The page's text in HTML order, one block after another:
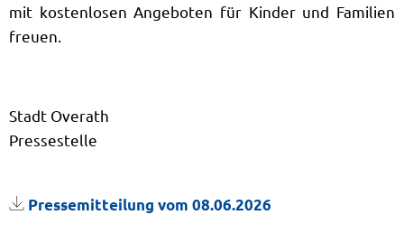
mit kostenlosen Angeboten für Kinder und Familien
freuen.
Stadt Overath
Pressestelle
Pressemitteilung vom 08.06.2026